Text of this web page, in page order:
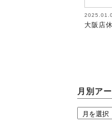
大阪店
月別ア